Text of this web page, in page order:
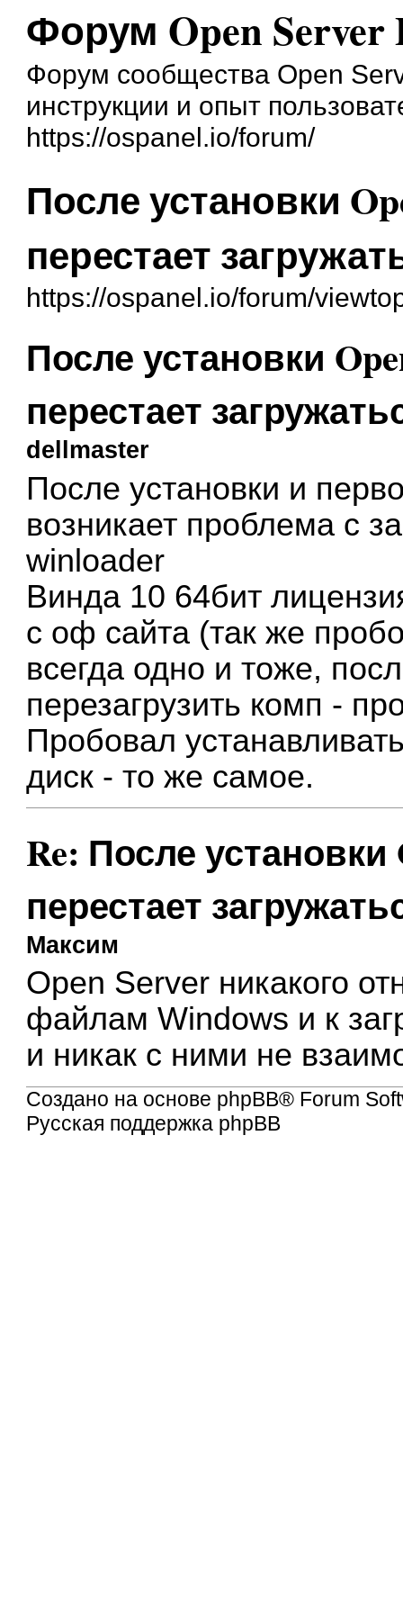
Форум Open Server
Форум сообщества Open
инструкции и опыт
https://ospanel.io/forum/
После установки
перестает
https://ospanel.io/forum/
После установки
перестает
dellmaster
После установки и
возникает проблема с
winloader
Винда 10 64бит
с оф сайта (так же
всегда одно и тоже,
перезагрузить комп -
Пробовал
диск - то же самое.
Re: После установки
перестает
Максим
Open Server никакого
файлам Windows и к
и никак с ними не
Создано на основе phpBB® Forum
Русская поддержка phpBB